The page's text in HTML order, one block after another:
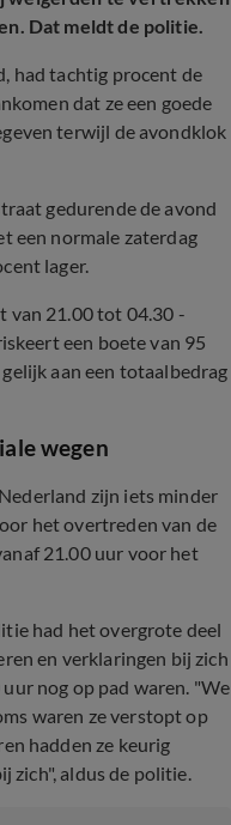
Dat meldt de politie.
had tachtig procent de
dat ze een goede
terwijl de avondklok
gedurende de avond
een normale zaterdag
lager.
van 21.00 tot 04.30 -
een boete van 95
aan een totaalbedrag
wegen
zijn iets minder
het overtreden van de
21.00 uur voor het
had het overgrote deel
en verklaringen bij zich
nog op pad waren. "We
waren ze verstopt op
hadden ze keurig
zich", aldus de politie.